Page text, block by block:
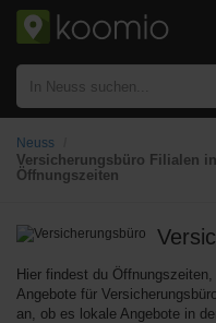
Neuss
Versicherungsbüro Filialen
Öffnungszeiten
Hier findest du
Angebote für
an, ob es lokale Angebote in